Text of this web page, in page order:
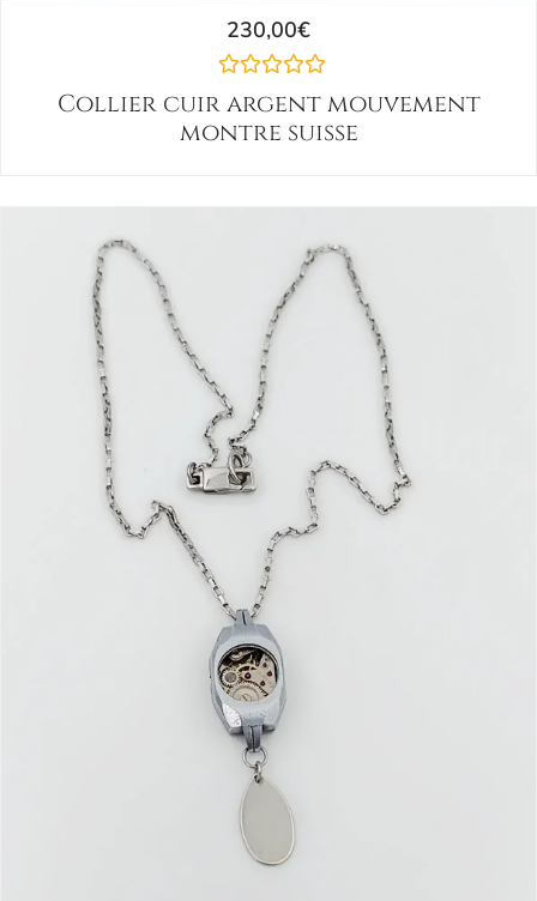
230,00€
Collier cuir argent mouvement
montre suisse